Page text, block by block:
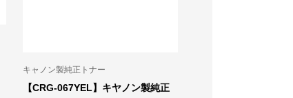
キャノン製純正トナー
【CRG-067YEL】キヤノン製純正